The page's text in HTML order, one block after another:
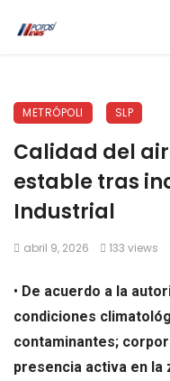
METRÓPOLI SLP
Calidad del
estable tras
Industrial
abril 9, 2026 133 views
• De acuerdo a la
condiciones
contaminantes;
presencia activa en la